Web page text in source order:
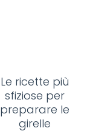
Le ricette più
sfiziose per
preparare le
girelle